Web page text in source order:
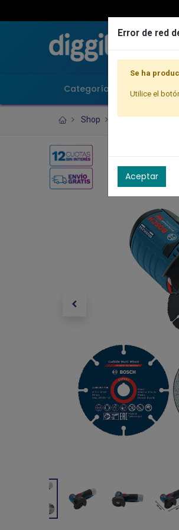
Categorías
Shop Multicortadora
Error de red
Se ha
Utilice el
Aceptar